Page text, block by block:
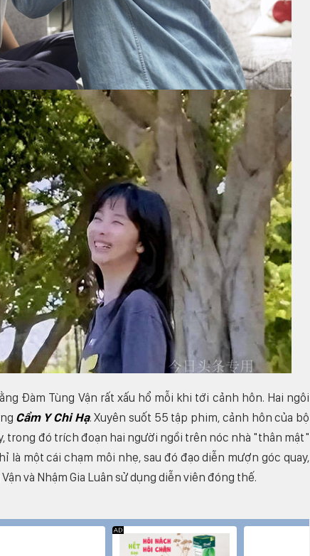
Đàm Tùng Vận rất xấu hổ mỗi khi tới cảnh hôn. Hai ngôi
Cẩm Y Chi Hạ. Xuyên suốt 55 tập phim, cảnh hôn của bộ
trong đó trích đoạn hai người ngồi trên nóc nhà "thân mật"
là một cái chạm môi nhẹ, sau đó đạo diễn mượn góc quay,
và Nhậm Gia Luân sử dụng diễn viên đóng thế.